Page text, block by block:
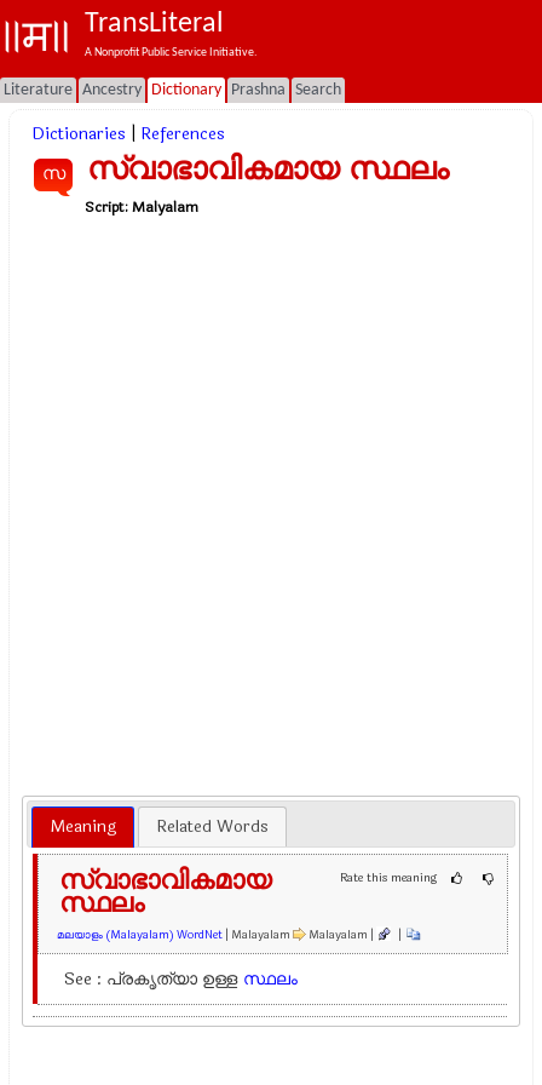
TransLiteral
A Nonprofit Public Service Initiative.
Literature Ancestry Dictionary Prashna Search
Dictionaries References
സ സ്വാഭാവികമായ സ്ഥലം
Script:Malyalam
Meaning Related Words
Rate this meaning
സ്വാഭാവികമായ
സ്ഥലം
മലയാളം (Malayalam) WordNet | Malayalam Malayalam | |
See : പ്രകൃത്യാ ഉള്ള സ്ഥലം